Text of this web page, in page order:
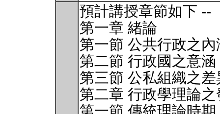
預計講授章節如下 --
第一章 緒論
第一節 公共行政之
第二節 行政國之意涵
第三節 公私組織之差
第二章 行政學理論之